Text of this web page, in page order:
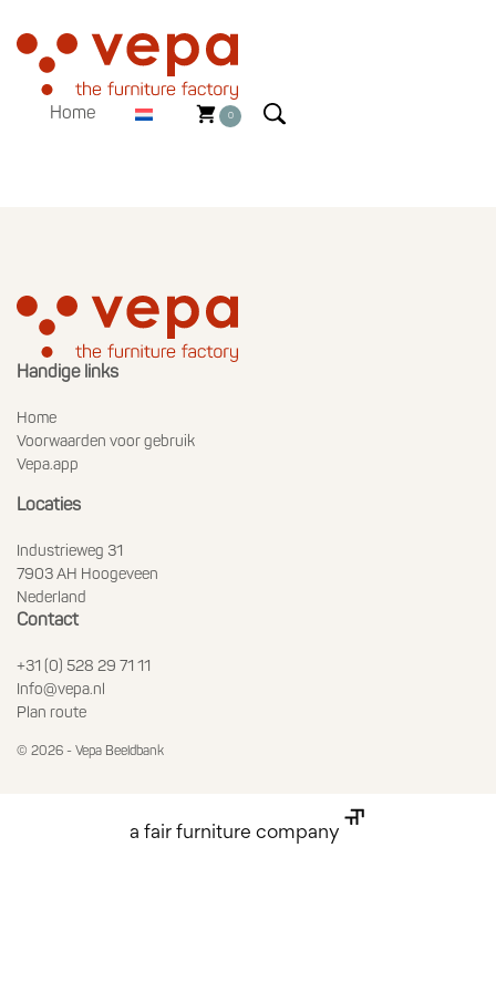
Home 0
Handige links
Home
Voorwaarden voor gebruik
Vepa.app
Locaties
Industrieweg 31
7903 AH Hoogeveen
Nederland
Contact
+31 (0) 528 29 71 11
Info@vepa.nl
Plan route
© 2026 - Vepa Beeldbank
a fair furniture company